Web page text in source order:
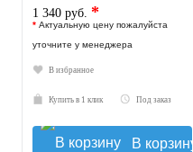
1 340 руб. *
* Актуальную цену пожалуйста
уточните у менеджера
В избранное
Купить в 1 клик Под заказ
В корзину